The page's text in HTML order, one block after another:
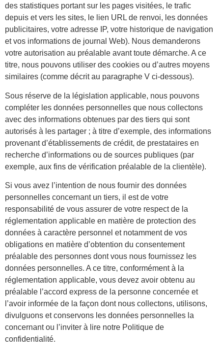
des statistiques portant sur les pages visitées, le trafic
depuis et vers les sites, le lien URL de renvoi, les données
publicitaires, votre adresse IP, votre historique de navigation
et vos informations de journal Web). Nous demanderons
votre autorisation au préalable avant toute démarche. A ce
titre, nous pouvons utiliser des cookies ou d’autres moyens
similaires (comme décrit au paragraphe V ci-dessous).
Sous réserve de la législation applicable, nous pouvons
compléter les données personnelles que nous collectons
avec des informations obtenues par des tiers qui sont
autorisés à les partager ; à titre d’exemple, des informations
provenant d’établissements de crédit, de prestataires en
recherche d’informations ou de sources publiques (par
exemple, aux fins de vérification préalable de la clientèle).
Si vous avez l’intention de nous fournir des données
personnelles concernant un tiers, il est de votre
responsabilité de vous assurer de votre respect de la
réglementation applicable en matière de protection des
données à caractère personnel et notamment de vos
obligations en matière d’obtention du consentement
préalable des personnes dont vous nous fournissez les
données personnelles. A ce titre, conformément à la
réglementation applicable, vous devez avoir obtenu au
préalable l’accord express de la personne concernée et
l’avoir informée de la façon dont nous collectons, utilisons,
divulguons et conservons les données personnelles la
concernant ou l’inviter à lire notre Politique de
confidentialité.